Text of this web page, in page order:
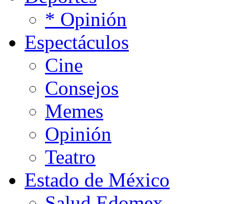
* Opinión
Espectáculos
Cine
Consejos
Memes
Opinión
Teatro
Estado de México